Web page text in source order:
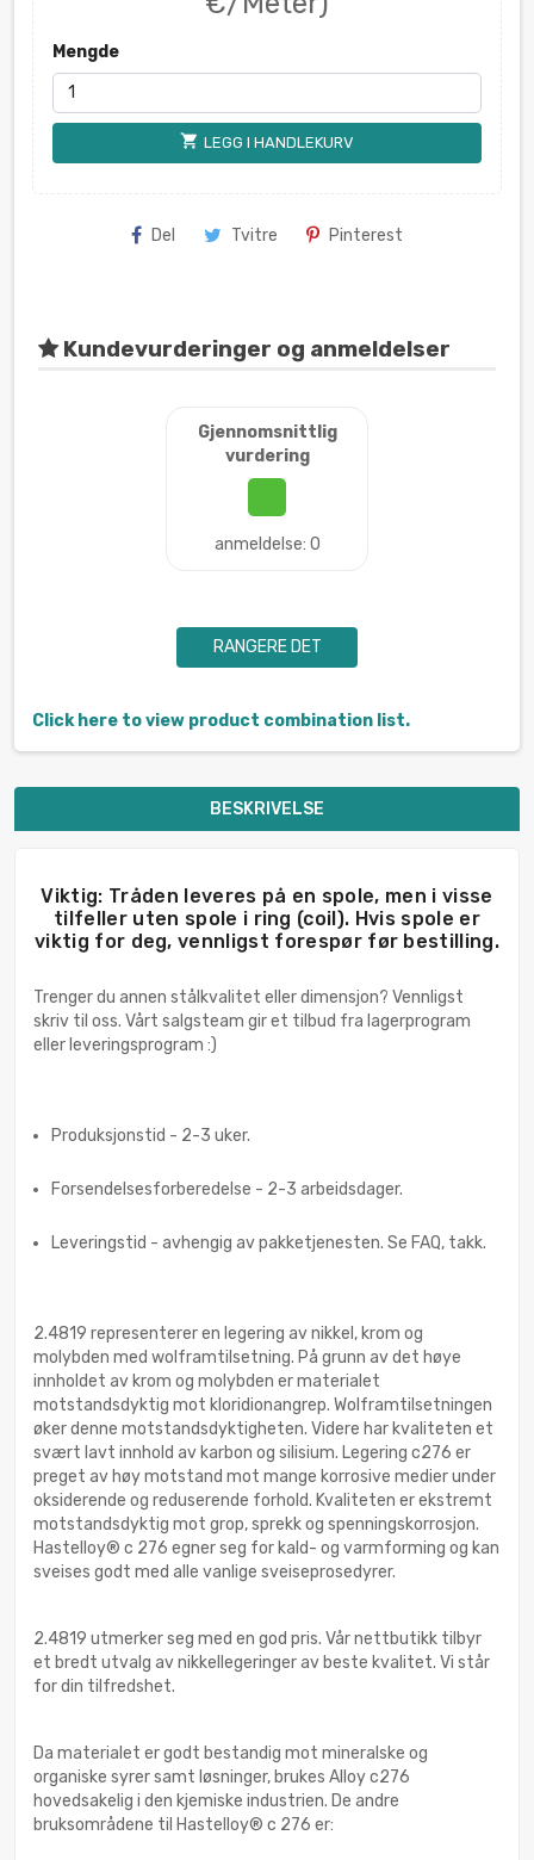
Mengde
shopping_cart LEGG I HANDLEKURV
Del Tvitre Pinterest
Kundevurderinger og anmeldelser
Gjennomsnittlig
vurdering
anmeldelse: 0
RANGERE DET
Click here to view product combination list.
BESKRIVELSE
Viktig: Tråden leveres på en spole, men i visse
tilfeller uten spole i ring (coil). Hvis spole er
viktig for deg, vennligst forespør før bestilling.
Trenger du annen stålkvalitet eller dimensjon? Vennligst
skriv til oss. Vårt salgsteam gir et tilbud fra lagerprogram
eller leveringsprogram :)
Produksjonstid - 2-3 uker.
Forsendelsesforberedelse - 2-3 arbeidsdager.
Leveringstid - avhengig av pakketjenesten. Se FAQ, takk.
2.4819 representerer en legering av nikkel, krom og
molybden med wolframtilsetning. På grunn av det høye
innholdet av krom og molybden er materialet
motstandsdyktig mot kloridionangrep. Wolframtilsetningen
øker denne motstandsdyktigheten. Videre har kvaliteten et
svært lavt innhold av karbon og silisium. Legering c276 er
preget av høy motstand mot mange korrosive medier under
oksiderende og reduserende forhold. Kvaliteten er ekstremt
motstandsdyktig mot grop, sprekk og spenningskorrosjon.
Hastelloy® c 276 egner seg for kald- og varmforming og kan
sveises godt med alle vanlige sveiseprosedyrer.
2.4819 utmerker seg med en god pris. Vår nettbutikk tilbyr
et bredt utvalg av nikkellegeringer av beste kvalitet. Vi står
for din tilfredshet.
Da materialet er godt bestandig mot mineralske og
organiske syrer samt løsninger, brukes Alloy c276
hovedsakelig i den kjemiske industrien. De andre
bruksområdene til Hastelloy® c 276 er: